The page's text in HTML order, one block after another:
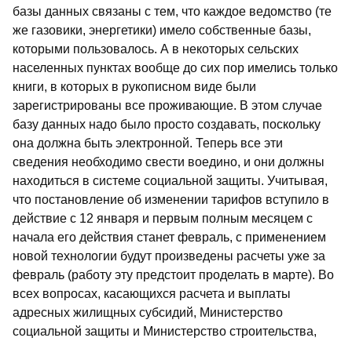
базы данных связаны с тем, что каждое ведомство (те
же газовики, энергетики) имело собственные базы,
которыми пользовалось. А в некоторых сельских
населенных пунктах вообще до сих пор имелись только
книги, в которых в рукописном виде были
зарегистрированы все проживающие. В этом случае
базу данных надо было просто создавать, поскольку
она должна быть электронной. Теперь все эти
сведения необходимо свести воедино, и они должны
находиться в системе социальной защиты. Учитывая,
что постановление об изменении тарифов вступило в
действие с 12 января и первым полным месяцем с
начала его действия станет февраль, с применением
новой технологии будут произведены расчеты уже за
февраль (работу эту предстоит проделать в марте). Во
всех вопросах, касающихся расчета и выплаты
адресных жилищных субсидий, Министерство
социальной защиты и Министерство строительства,